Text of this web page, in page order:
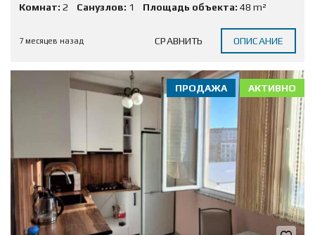
Комнат: 2 Санузлов: 1 Площадь объекта: 48 m²
7 месяцев назад СРАВНИТЬ ОПИСАНИЕ
АКТИВНО
ПРОДАЖА